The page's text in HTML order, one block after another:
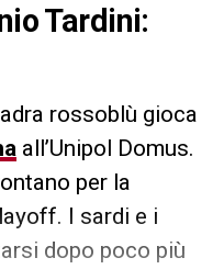
Tardini:
rossoblù gioca
all’Unipol Domus.
per la
I sardi e i
dopo poco più